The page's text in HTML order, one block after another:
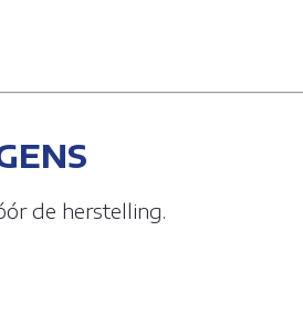
de herstelling.